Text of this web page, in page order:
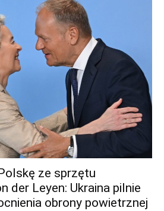
ze sprzętu
der Leyen: Ukraina pilnie
obrony powietrznej